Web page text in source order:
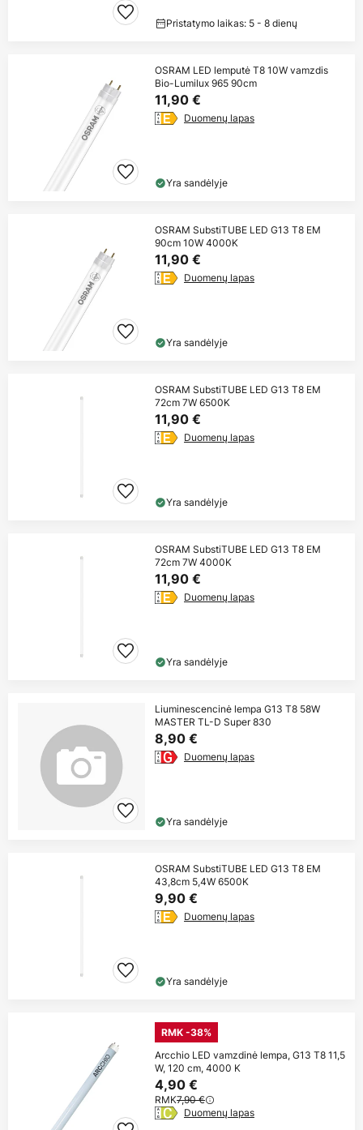
Pristatymo laikas: 5 - 8 dienų
OSRAM LED lemputė T8 10W vamzdis
Bio-Lumilux 965 90cm
11,90 €
Duomenų lapas
Yra sandėlyje
OSRAM SubstiTUBE LED G13 T8 EM
90cm 10W 4000K
11,90 €
Duomenų lapas
Yra sandėlyje
OSRAM SubstiTUBE LED G13 T8 EM
72cm 7W 6500K
11,90 €
Duomenų lapas
Yra sandėlyje
OSRAM SubstiTUBE LED G13 T8 EM
72cm 7W 4000K
11,90 €
Duomenų lapas
Yra sandėlyje
Liuminescencinė lempa G13 T8 58W
MASTER TL-D Super 830
8,90 €
Duomenų lapas
Yra sandėlyje
OSRAM SubstiTUBE LED G13 T8 EM
43,8cm 5,4W 6500K
9,90 €
Duomenų lapas
Yra sandėlyje
RMK -38%
Arcchio LED vamzdinė lempa, G13 T8 11,5
W, 120 cm, 4000 K
4,90 €
RMK7,90 €
Duomenų lapas